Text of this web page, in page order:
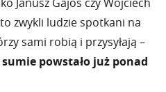
zwykli ludzie spotkani na
sami robią i przysyłają –
sumie powstało już ponad